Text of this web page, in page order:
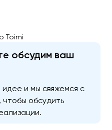
Toimi
обсудим ваш
и мы свяжемся с
обсудить